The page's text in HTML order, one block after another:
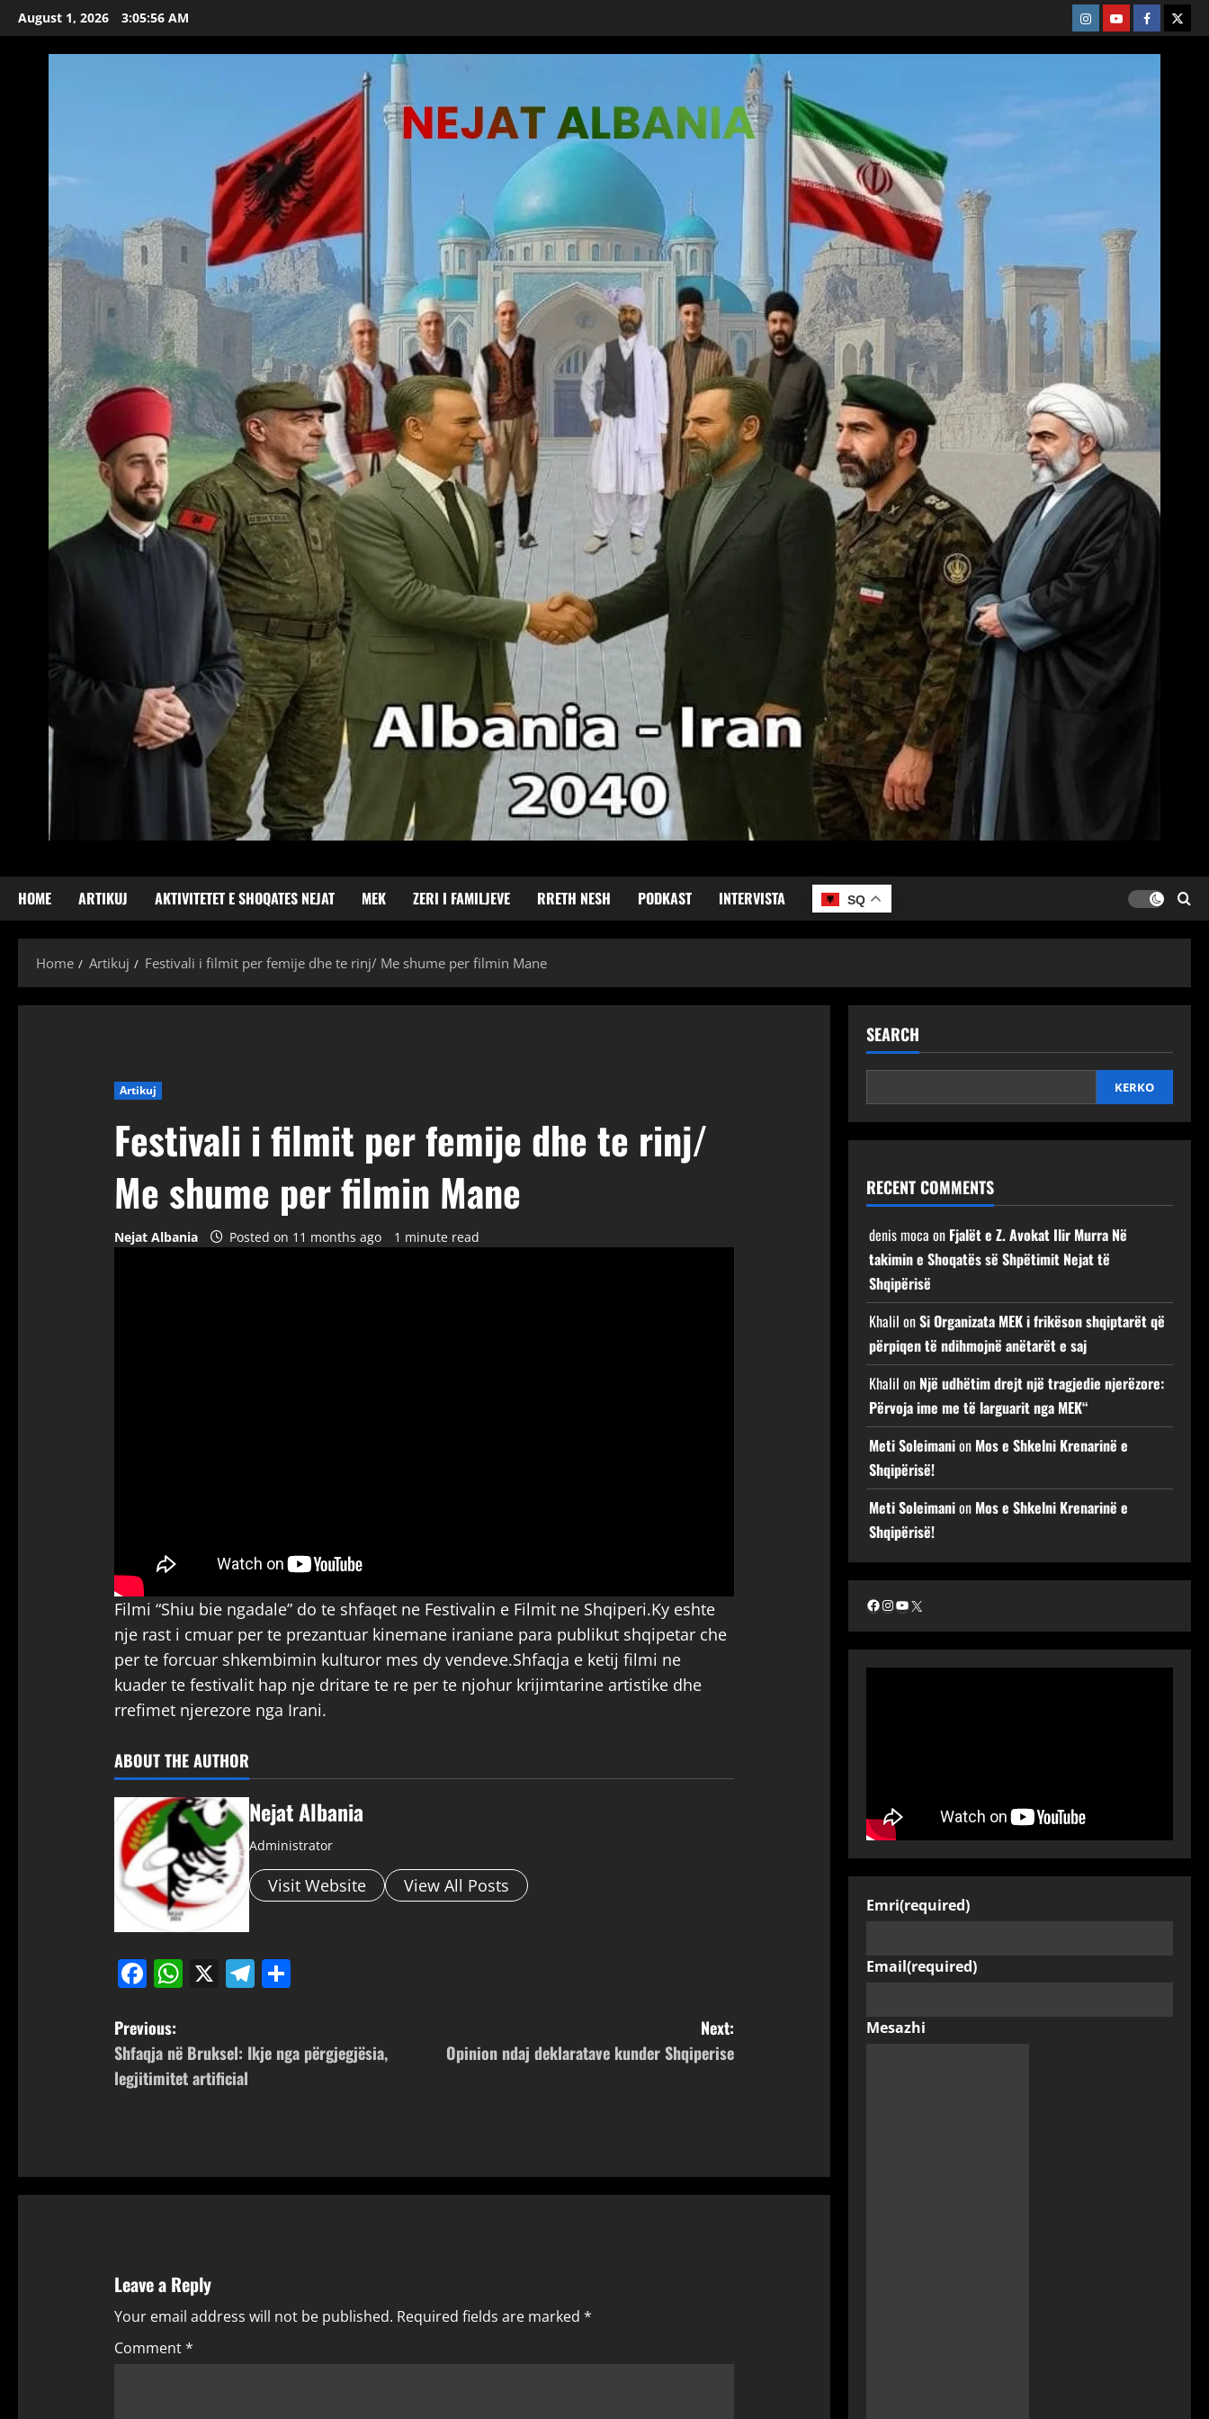
Skip
to
content
August 1, 2026 3:05:58 AM Instagram
YoutubeFacebook
X
HOME ARTIKUJ AKTIVITETET E SHOQATES NEJAT MEK ZERI I FAMILJEVE RRETH NESH PODKAST INTERVISTA SQ
Home Artikuj Festivali i filmit per femije dhe te rinj/ Me shume per filmin Mane
Artikuj
Festivali i filmit per femije dhe te rinj/
Me shume per filmin Mane
Nejat Albania Posted on 11 months ago 1 minute read
Filmi “Shiu bie ngadale” do te shfaqet ne Festivalin e Filmit ne Shqiperi.Ky eshte
nje rast i cmuar per te prezantuar kinemane iraniane para publikut shqipetar che
per te forcuar shkembimin kulturor mes dy vendeve.Shfaqja e ketij filmi ne
kuader te festivalit hap nje dritare te re per te njohur krijimtarine artistike dhe
rrefimet njerezore nga Irani.
ABOUT THE AUTHOR
Nejat Albania
Administrator
Visit Website View All Posts
Facebook
WhatsApp
X Telegram
Share
P
o
n
i
g
Previous:
Shfaqja në Bruksel: Ikje nga përgjegjësia,
legjitimitet artificial
Next:
Opinion ndaj deklaratave kunder Shqiperise
Leave a Reply
Your email address will not be published. Required fields are marked *
Comment*
SEARCH
KERKO
RECENT COMMENTS
denis moca on Fjalët e Z. Avokat Ilir Murra Në
takimin e Shoqatës së Shpëtimit Nejat të
Shqipërisë
Khalil onSi Organizata MEK i frikëson shqiptarët që
përpiqen të ndihmojnë anëtarët e saj
Khalil on Një udhëtim drejt një tragjedie njerëzore:
Përvoja ime me të larguarit nga MEK“
Meti Soleimanion Mos e Shkelni Krenarinë e
Shqipërisë!
Meti Soleimanion Mos e Shkelni Krenarinë e
Shqipërisë!
Facebook
Instagram
YouTube
X
Emri(required)
Email(required)
Mesazhi